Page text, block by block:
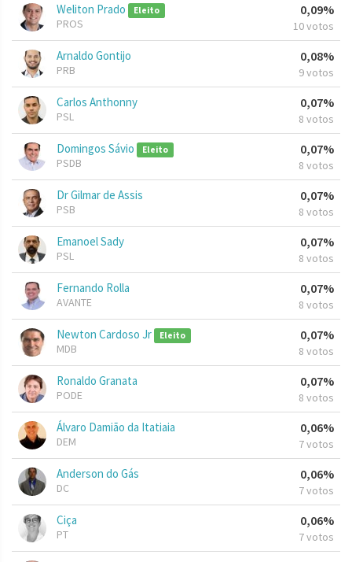
Weliton Prado Eleito
PROS
0,09%
10 votos
Arnaldo Gontijo
PRB
0,08%
9 votos
Carlos Anthonny
PSL
0,07%
8 votos
Domingos Sávio Eleito
PSDB
0,07%
8 votos
Dr Gilmar de Assis
PSB
0,07%
8 votos
Emanoel Sady
PSL
0,07%
8 votos
Fernando Rolla
AVANTE
0,07%
8 votos
Newton Cardoso Jr Eleito
MDB
0,07%
8 votos
Ronaldo Granata
PODE
0,07%
8 votos
Álvaro Damião da Itatiaia
DEM
0,06%
7 votos
Anderson do Gás
DC
0,06%
7 votos
Ciça
PT
0,06%
7 votos